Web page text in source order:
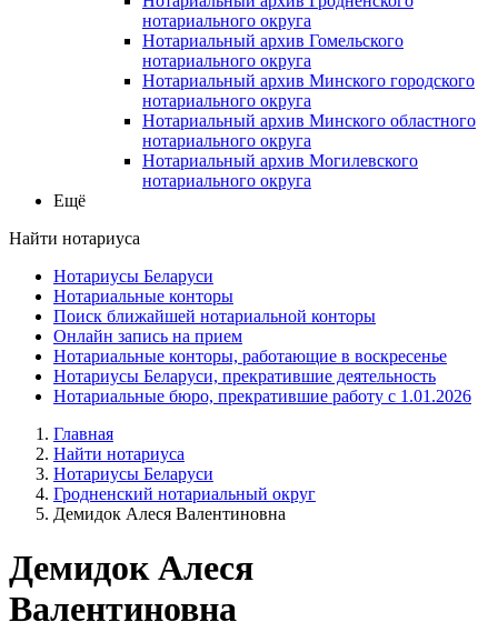
нотариального округа
Нотариальный архив Гомельского
нотариального округа
Нотариальный архив Минского городского
нотариального округа
Нотариальный архив Минского областного
нотариального округа
Нотариальный архив Могилевского
нотариального округа
Ещё
Найти нотариуса
Нотариусы Беларуси
Нотариальные конторы
Поиск ближайшей нотариальной конторы
Онлайн запись на прием
Нотариальные конторы, работающие в воскресенье
Нотариусы Беларуси, прекратившие деятельность
Нотариальные бюро, прекратившие работу с 1.01.2026
Главная
Найти нотариуса
Нотариусы Беларуси
Гродненский нотариальный округ
Демидок Алеся Валентиновна
Демидок Алеся
Валентиновна